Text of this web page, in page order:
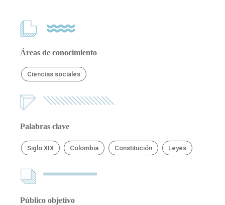
Áreas de conocimiento
Ciencias sociales
Palabras clave
Siglo XIX Colombia Constitución Leyes
Público objetivo